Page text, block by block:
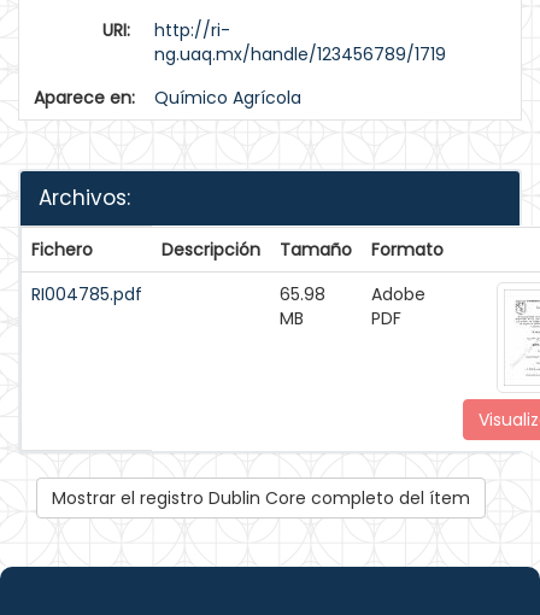
URI:
http://ri-
ng.uaq.mx/handle/123456789/1719
Aparece en:
Químico Agrícola
Archivos:
Fichero Descripción Tamaño
Formato
RI004785.pdf
65.98
MB
Adobe
PDF
Mostrar el registro Dublin Core completo del ítem